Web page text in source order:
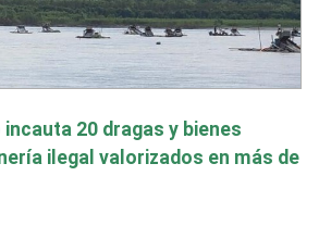
20 dragas y bienes
ilegal valorizados en más de